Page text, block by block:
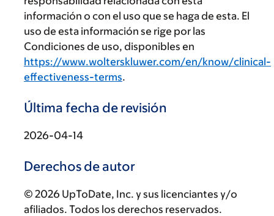
información o con el uso que se haga de esta. El
uso de esta información se rige por las
Condiciones de uso, disponibles en
https://www.wolterskluwer.com/en/know/clinical-
effectiveness-terms.
Última fecha de revisión
2026-04-14
Derechos de autor
© 2026 UpToDate, Inc. y sus licenciantes y/o
afiliados. Todos los derechos reservados.